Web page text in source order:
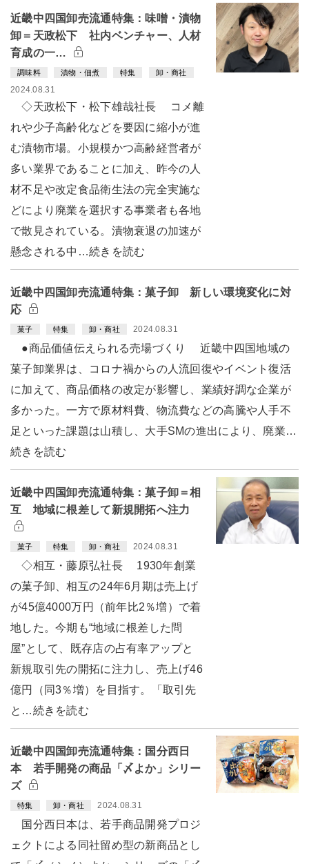
近畿中四国卸売流通特集：味噌・漬物
卸＝天政松下 社内ベンチャー、人材
育成の一…
調味料 漬物・佃煮 特集 卸・商社
2024.08.31
◇天政松下・松下雄哉社長 コメ離
れや少子高齢化などを要因に縮小が進
む漬物市場。小規模かつ高齢経営者が
多い業界であることに加え、昨今の人
材不足や改定食品衛生法の完全実施な
どにより廃業を選択する事業者も各地
で散見されている。漬物衰退の加速が
懸念される中…続きを読む
近畿中四国卸売流通特集：菓子卸 新しい環境変化に対
応
菓子 特集 卸・商社 2024.08.31
●商品価値伝えられる売場づくり 近畿中四国地域の
菓子卸業界は、コロナ禍からの人流回復やイベント復活
に加えて、商品価格の改定が影響し、業績好調な企業が
多かった。一方で原材料費、物流費などの高騰や人手不
足といった課題は山積し、大手SMの進出により、廃業…
続きを読む
近畿中四国卸売流通特集：菓子卸＝相
互 地域に根差して新規開拓へ注力
菓子 特集 卸・商社 2024.08.31
◇相互・藤原弘社長 1930年創業
の菓子卸、相互の24年6月期は売上げ
が45億4000万円（前年比2％増）で着
地した。今期も“地域に根差した問
屋”として、既存店の占有率アップと
新規取引先の開拓に注力し、売上げ46
億円（同3％増）を目指す。「取引先
と…続きを読む
近畿中四国卸売流通特集：国分西日
本 若手開発の商品「〆よか」シリー
ズ
特集 卸・商社 2024.08.31
国分西日本は、若手商品開発プロジ
ェクトによる同社留め型の新商品とし